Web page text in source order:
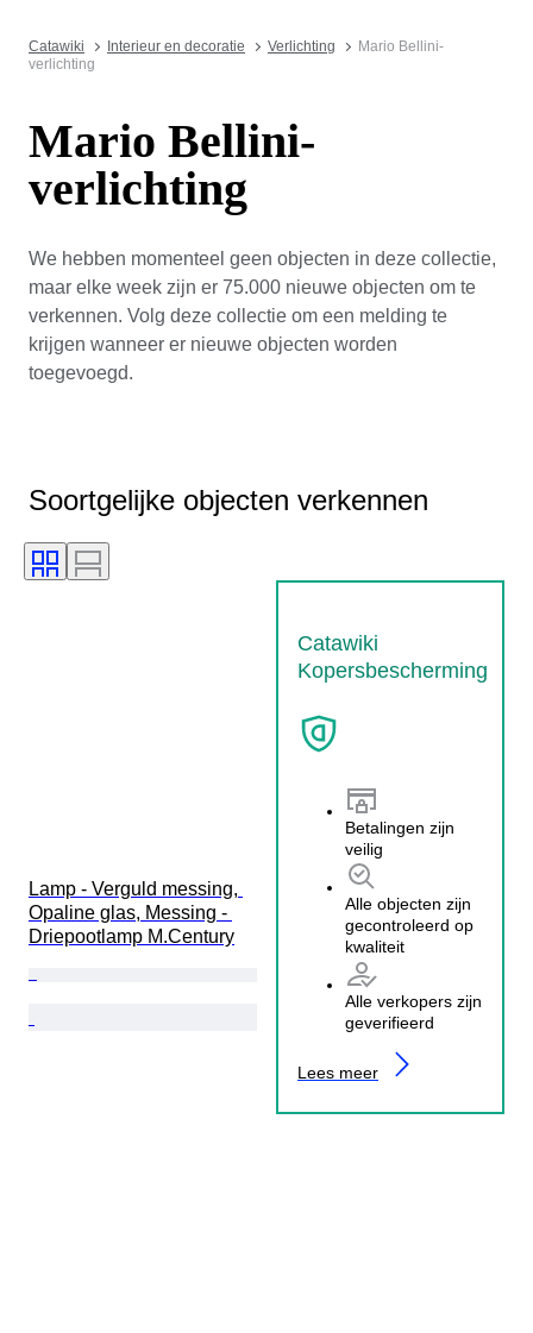
Catawiki Interieur en decoratie Verlichting
Mario Bellini-
verlichting
Mario Bellini-
verlichting
We hebben momenteel geen objecten in deze collectie,
maar elke week zijn er 75.000 nieuwe objecten om te
verkennen. Volg deze collectie om een melding te
krijgen wanneer er nieuwe objecten worden
toegevoegd.
Soortgelijke objecten verkennen
Catawiki
Kopersbescherming
Betalingen zijn
veilig
Alle objecten zijn
gecontroleerd op
kwaliteit
Alle verkopers zijn
geverifieerd
Lees meer
Lamp - Verguld messing,
Opaline glas, Messing -
Driepootlamp M.Century